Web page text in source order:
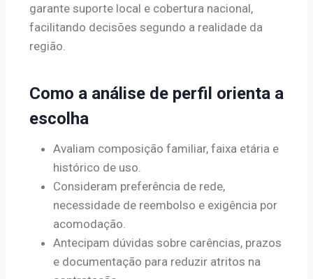
garante suporte local e cobertura nacional,
facilitando decisões segundo a realidade da
região.
Como a análise de perfil orienta a
escolha
Avaliam composição familiar, faixa etária e
histórico de uso.
Consideram preferência de rede,
necessidade de reembolso e exigência por
acomodação.
Antecipam dúvidas sobre carências, prazos
e documentação para reduzir atritos na